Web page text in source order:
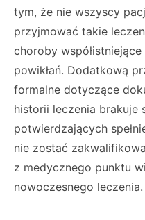
tym, że nie wszyscy
przyjmować takie
choroby
powikłań. Dodatkową
formalne dotyczące
historii leczenia brakuje
potwierdzających
nie zostać
z medycznego punktu
nowoczesnego leczenia.